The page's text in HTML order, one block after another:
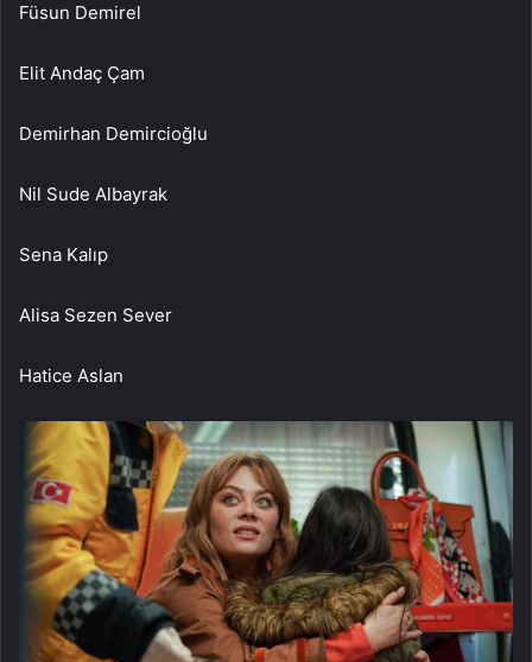
Füsun Demirel
Elit Andaç Çam
Demirhan Demircioğlu
Nil Sude Albayrak
Sena Kalıp
Alisa Sezen Sever
Hatice Aslan